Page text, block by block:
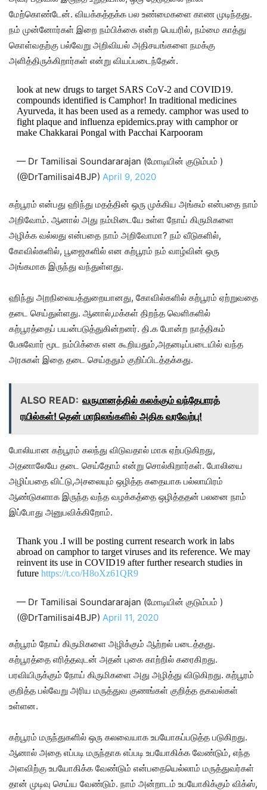
மேற்கொண்டேன். வியக்கத்தக்க பல உண்மைகளை காண முடிந்தது.
நம் முன்னோர்கள் இறை நம்பிக்கை என்ற பெயரில், நம்மை காத்து
கொள்வதற்கு பல்வேறு அறிவியல் அதிசயங்களை நமக்கு
அளித்திருக்கிறார்கள் என்று வியப்படைந்தேன்.
look at new drugs to target SARS CoV-2 and COVID19.
compounds identified is Camphor! In traditional medicines
Ayurveda, it has been used as a remedy. camphor was used to
fight plaque and influenza epidemics.pray with camphor or
make Chakkarai Pongal with Pacchai Karpooram
— Dr Tamilisai Soundararajan (மோடியின் குடும்பம் )
(@DrTamilisai4BJP) April 9, 2020
கற்பூரம் என்பது ஹிந்து மதத்தின் ஒரு முக்கிய அங்கம் என்பதை நாம்
அறிவோம். ஆனால் அது நம்மிடையே உள்ள நோய் கிருமிகளை
அழிக்க வல்லது என்பதை நாம் அறிவோமா? நம் வீடுகளில்,
கோவில்களில், பூஜைகளில் என கற்பூரம் நம் வாழ்வின் ஒரு
அங்கமாக இருந்து வந்துள்ளது.
ஹிந்து அறநிலையத்துறையானது, கோவில்களில் கற்பூரம் ஏற்றுவதை
தடை செய்துள்ளது. ஆனால்,மக்கள் திறந்த வெளிகளில்
கற்பூரத்தைப் பயன்படுத்துகின்றனர். தி.க போன்ற நாத்திகம்
பேசுவோர் மூட நம்பிக்கை என கூறியதும்,அதனடிப்படையில் வந்த
அரசுகள் இதை தடை செய்ததும் குறிப்பிடத்தக்கது.
ALSO READ: வருமானத்தில் கலக்கும் வந்தேபாரத்
ரயில்கள்! தென் மாநிலங்களில் அதிக வரவேற்பு!
போலியான கற்பூரம் கலந்து விடுவதால் மாசு ஏற்படுகிறது,
அதனாலேயே தடை செய்தோம் என்று சொல்கிறார்கள். போலியை
அழிப்பதை விட்டு,அசலையும் ஒழித்த கதையாக பல்லாயிரம்
ஆண்டுகளாக இருந்த வந்த வழக்கத்தை ஒழித்ததன் பலனை நாம்
இப்போது அனுபவிக்கிறோம்.
Thank you .I will be posting current research work in labs
abroad on camphor to target viruses and its reference. We may
reinvent its use in COVID19 after further research studies in
future https://t.co/H8oXz61QR9
— Dr Tamilisai Soundararajan (மோடியின் குடும்பம் )
(@DrTamilisai4BJP) April 11, 2020
கற்பூரம் நோய் கிருமிகளை அழிக்கும் ஆற்றல் படைத்தது.
கற்பூரத்தை எரித்தவுடன் அதன் புகை காற்றில் கரைகிறது.
பரவியிருக்கும் நோய் கிருமிகளை அது அழித்து விடுகிறது. கற்பூரம்
குறித்த பல்வேறு அரிய மருத்துவ குணங்கள் குறித்த தகவல்கள்
உள்ளன.
கற்பூரம் மருந்துகளில் ஒரு கலவையாக உபயோகப்படுத்த படுகிறது.
ஆனால் அதை எப்படி மருந்தாக எப்படி உபயோகிக்க வேண்டும், எந்த
அளவிற்கு உபயோகிக்க வேண்டும் என்பதையெல்லாம் மருத்துவர்கள்
தான் முடிவு செய்ய வேண்டும். நாம் அன்றாடம் உபயோகிக்கும் விக்ஸ்,